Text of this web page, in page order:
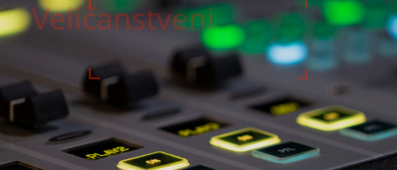
Veličanstveni
u zvuku
Saznajte više